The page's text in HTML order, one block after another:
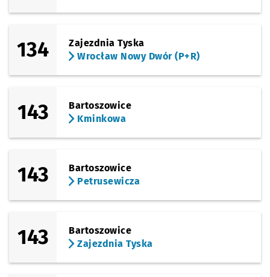
134
Zajezdnia Tyska
Wrocław Nowy Dwór (P+R)
143
Bartoszowice
Kminkowa
143
Bartoszowice
Petrusewicza
143
Bartoszowice
Zajezdnia Tyska